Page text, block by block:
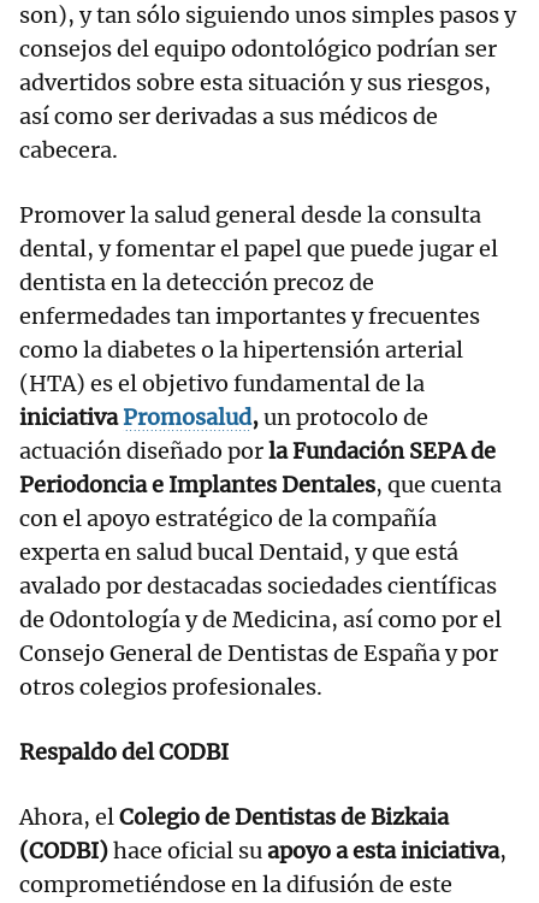
son), y tan sólo siguiendo unos simples pasos y
consejos del equipo odontológico podrían ser
advertidos sobre esta situación y sus riesgos,
así como ser derivadas a sus médicos de
cabecera.
Promover la salud general desde la consulta
dental, y fomentar el papel que puede jugar el
dentista en la detección precoz de
enfermedades tan importantes y frecuentes
como la diabetes o la hipertensión arterial
(HTA) es el objetivo fundamental de la
iniciativaPromosalud,un protocolo de
actuación diseñado porla Fundación SEPA de
Periodoncia e Implantes Dentales, que cuenta
con el apoyo estratégico de la compañía
experta en salud bucal Dentaid, y que está
avalado por destacadas sociedades científicas
de Odontología y de Medicina, así como por el
Consejo General de Dentistas de España y por
otros colegios profesionales.
Respaldo del CODBI
Ahora, elColegio de Dentistas de Bizkaia
(CODBI)hace oficial suapoyo a esta iniciativa,
comprometiéndose en la difusión de este